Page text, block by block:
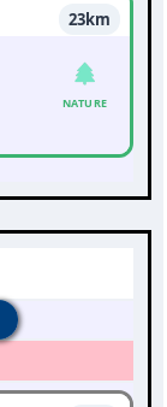
23km
NATURE